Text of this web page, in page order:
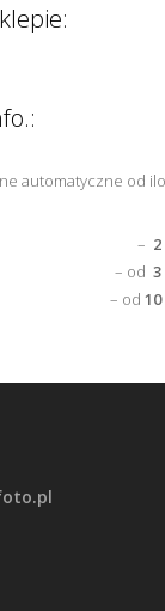
automatyczne od
– 2
– od3
– od10